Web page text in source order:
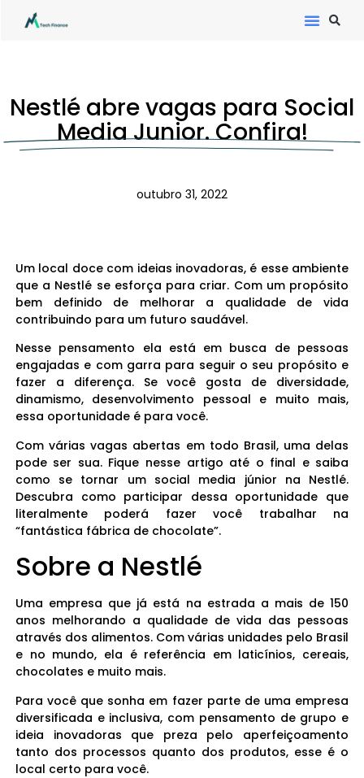
Nestlé abre vagas para Social
Media Junior. Confira!
outubro 31, 2022
Um local doce com ideias inovadoras, é esse ambiente
que a Nestlé se esforça para criar. Com um propósito
bem definido de melhorar a qualidade de vida
contribuindo para um futuro saudável.
Nesse pensamento ela está em busca de pessoas
engajadas e com garra para seguir o seu propósito e
fazer a diferença. Se você gosta de diversidade,
dinamismo, desenvolvimento pessoal e muito mais,
essa oportunidade é para você.
Com várias vagas abertas em todo Brasil, uma delas
pode ser sua. Fique nesse artigo até o final e saiba
como se tornar um social media júnior na Nestlé.
Descubra como participar dessa oportunidade que
literalmente poderá fazer você trabalhar na
“fantástica fábrica de chocolate”.
Sobre a Nestlé
Uma empresa que já está na estrada a mais de 150
anos melhorando a qualidade de vida das pessoas
através dos alimentos. Com várias unidades pelo Brasil
e no mundo, ela é referência em laticínios, cereais,
chocolates e muito mais.
Para você que sonha em fazer parte de uma empresa
diversificada e inclusiva, com pensamento de grupo e
ideia inovadoras que preza pelo aperfeiçoamento
tanto dos processos quanto dos produtos, esse é o
local certo para você.